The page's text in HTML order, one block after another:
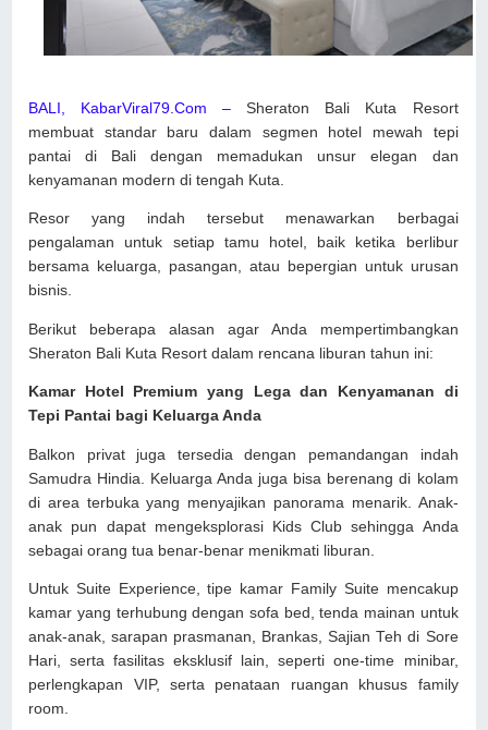
BALI, KabarViral79.Com – Sheraton Bali Kuta Resort
membuat standar baru dalam segmen hotel mewah tepi
pantai di Bali dengan memadukan unsur elegan dan
kenyamanan modern di tengah Kuta.
Resor yang indah tersebut menawarkan berbagai
pengalaman untuk setiap tamu hotel, baik ketika berlibur
bersama keluarga, pasangan, atau bepergian untuk urusan
bisnis.
Berikut beberapa alasan agar Anda mempertimbangkan
Sheraton Bali Kuta Resort dalam rencana liburan tahun ini:
Kamar Hotel Premium yang Lega dan Kenyamanan di
Tepi Pantai bagi Keluarga Anda
Balkon privat juga tersedia dengan pemandangan indah
Samudra Hindia. Keluarga Anda juga bisa berenang di kolam
di area terbuka yang menyajikan panorama menarik. Anak-
anak pun dapat mengeksplorasi Kids Club sehingga Anda
sebagai orang tua benar-benar menikmati liburan.
Untuk Suite Experience, tipe kamar Family Suite mencakup
kamar yang terhubung dengan sofa bed, tenda mainan untuk
anak-anak, sarapan prasmanan, Brankas, Sajian Teh di Sore
Hari, serta fasilitas eksklusif lain, seperti one-time minibar,
perlengkapan VIP, serta penataan ruangan khusus family
room.